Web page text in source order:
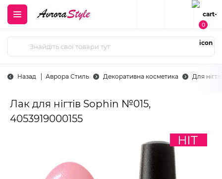
0
Назад Аврора Стиль Декоративна косметика Для нігтів
Лак для нігтів Sophin №015,
4053919000155